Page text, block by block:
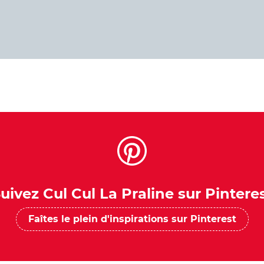
Cul Cul La Praline sur
Faîtes le plein d'inspirations sur Pinterest